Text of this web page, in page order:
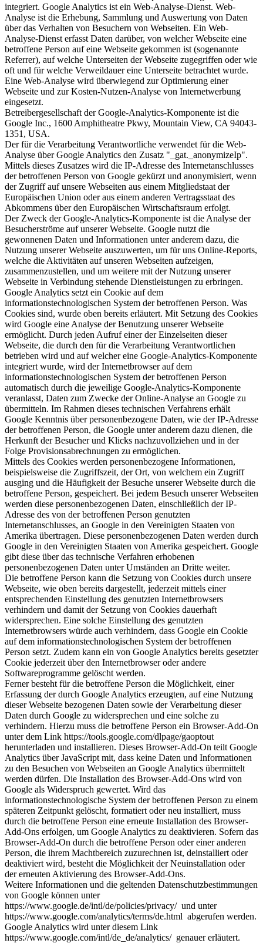
integriert. Google Analytics ist ein Web-Analyse-Dienst. Web-
Analyse ist die Erhebung, Sammlung und Auswertung von Daten
über das Verhalten von Besuchern von Webseiten. Ein Web-
Analyse-Dienst erfasst Daten darüber, von welcher Webseite eine
betroffene Person auf eine Webseite gekommen ist (sogenannte
Referrer), auf welche Unterseiten der Webseite zugegriffen oder wie
oft und für welche Verweildauer eine Unterseite betrachtet wurde.
Eine Web-Analyse wird überwiegend zur Optimierung einer
Webseite und zur Kosten-Nutzen-Analyse von Internetwerbung
eingesetzt.
Betreibergesellschaft der Google-Analytics-Komponente ist die
Google Inc., 1600 Amphitheatre Pkwy, Mountain View, CA 94043-
1351, USA.
Der für die Verarbeitung Verantwortliche verwendet für die Web-
Analyse über Google Analytics den Zusatz "_gat._anonymizeIp".
Mittels dieses Zusatzes wird die IP-Adresse des Internetanschlusses
der betroffenen Person von Google gekürzt und anonymisiert, wenn
der Zugriff auf unsere Webseiten aus einem Mitgliedstaat der
Europäischen Union oder aus einem anderen Vertragsstaat des
Abkommens über den Europäischen Wirtschaftsraum erfolgt.
Der Zweck der Google-Analytics-Komponente ist die Analyse der
Besucherströme auf unserer Webseite. Google nutzt die
gewonnenen Daten und Informationen unter anderem dazu, die
Nutzung unserer Webseite auszuwerten, um für uns Online-Reports,
welche die Aktivitäten auf unseren Webseiten aufzeigen,
zusammenzustellen, und um weitere mit der Nutzung unserer
Webseite in Verbindung stehende Dienstleistungen zu erbringen.
Google Analytics setzt ein Cookie auf dem
informationstechnologischen System der betroffenen Person. Was
Cookies sind, wurde oben bereits erläutert. Mit Setzung des Cookies
wird Google eine Analyse der Benutzung unserer Webseite
ermöglicht. Durch jeden Aufruf einer der Einzelseiten dieser
Webseite, die durch den für die Verarbeitung Verantwortlichen
betrieben wird und auf welcher eine Google-Analytics-Komponente
integriert wurde, wird der Internetbrowser auf dem
informationstechnologischen System der betroffenen Person
automatisch durch die jeweilige Google-Analytics-Komponente
veranlasst, Daten zum Zwecke der Online-Analyse an Google zu
übermitteln. Im Rahmen dieses technischen Verfahrens erhält
Google Kenntnis über personenbezogene Daten, wie der IP-Adresse
der betroffenen Person, die Google unter anderem dazu dienen, die
Herkunft der Besucher und Klicks nachzuvollziehen und in der
Folge Provisionsabrechnungen zu ermöglichen.
Mittels des Cookies werden personenbezogene Informationen,
beispielsweise die Zugriffszeit, der Ort, von welchem ein Zugriff
ausging und die Häufigkeit der Besuche unserer Webseite durch die
betroffene Person, gespeichert. Bei jedem Besuch unserer Webseiten
werden diese personenbezogenen Daten, einschließlich der IP-
Adresse des von der betroffenen Person genutzten
Internetanschlusses, an Google in den Vereinigten Staaten von
Amerika übertragen. Diese personenbezogenen Daten werden durch
Google in den Vereinigten Staaten von Amerika gespeichert. Google
gibt diese über das technische Verfahren erhobenen
personenbezogenen Daten unter Umständen an Dritte weiter.
Die betroffene Person kann die Setzung von Cookies durch unsere
Webseite, wie oben bereits dargestellt, jederzeit mittels einer
entsprechenden Einstellung des genutzten Internetbrowsers
verhindern und damit der Setzung von Cookies dauerhaft
widersprechen. Eine solche Einstellung des genutzten
Internetbrowsers würde auch verhindern, dass Google ein Cookie
auf dem informationstechnologischen System der betroffenen
Person setzt. Zudem kann ein von Google Analytics bereits gesetzter
Cookie jederzeit über den Internetbrowser oder andere
Softwareprogramme gelöscht werden.
Ferner besteht für die betroffene Person die Möglichkeit, einer
Erfassung der durch Google Analytics erzeugten, auf eine Nutzung
dieser Webseite bezogenen Daten sowie der Verarbeitung dieser
Daten durch Google zu widersprechen und eine solche zu
verhindern. Hierzu muss die betroffene Person ein Browser-Add-On
unter dem Link https://tools.google.com/dlpage/gaoptout
herunterladen und installieren. Dieses Browser-Add-On teilt Google
Analytics über JavaScript mit, dass keine Daten und Informationen
zu den Besuchen von Webseiten an Google Analytics übermittelt
werden dürfen. Die Installation des Browser-Add-Ons wird von
Google als Widerspruch gewertet. Wird das
informationstechnologische System der betroffenen Person zu einem
späteren Zeitpunkt gelöscht, formatiert oder neu installiert, muss
durch die betroffene Person eine erneute Installation des Browser-
Add-Ons erfolgen, um Google Analytics zu deaktivieren. Sofern das
Browser-Add-On durch die betroffene Person oder einer anderen
Person, die ihrem Machtbereich zuzurechnen ist, deinstalliert oder
deaktiviert wird, besteht die Möglichkeit der Neuinstallation oder
der erneuten Aktivierung des Browser-Add-Ons.
Weitere Informationen und die geltenden Datenschutzbestimmungen
von Google können unter
https://www.google.de/intl/de/policies/privacy/ und unter
https://www.google.com/analytics/terms/de.html abgerufen werden.
Google Analytics wird unter diesem Link
https://www.google.com/intl/de_de/analytics/ genauer erläutert.